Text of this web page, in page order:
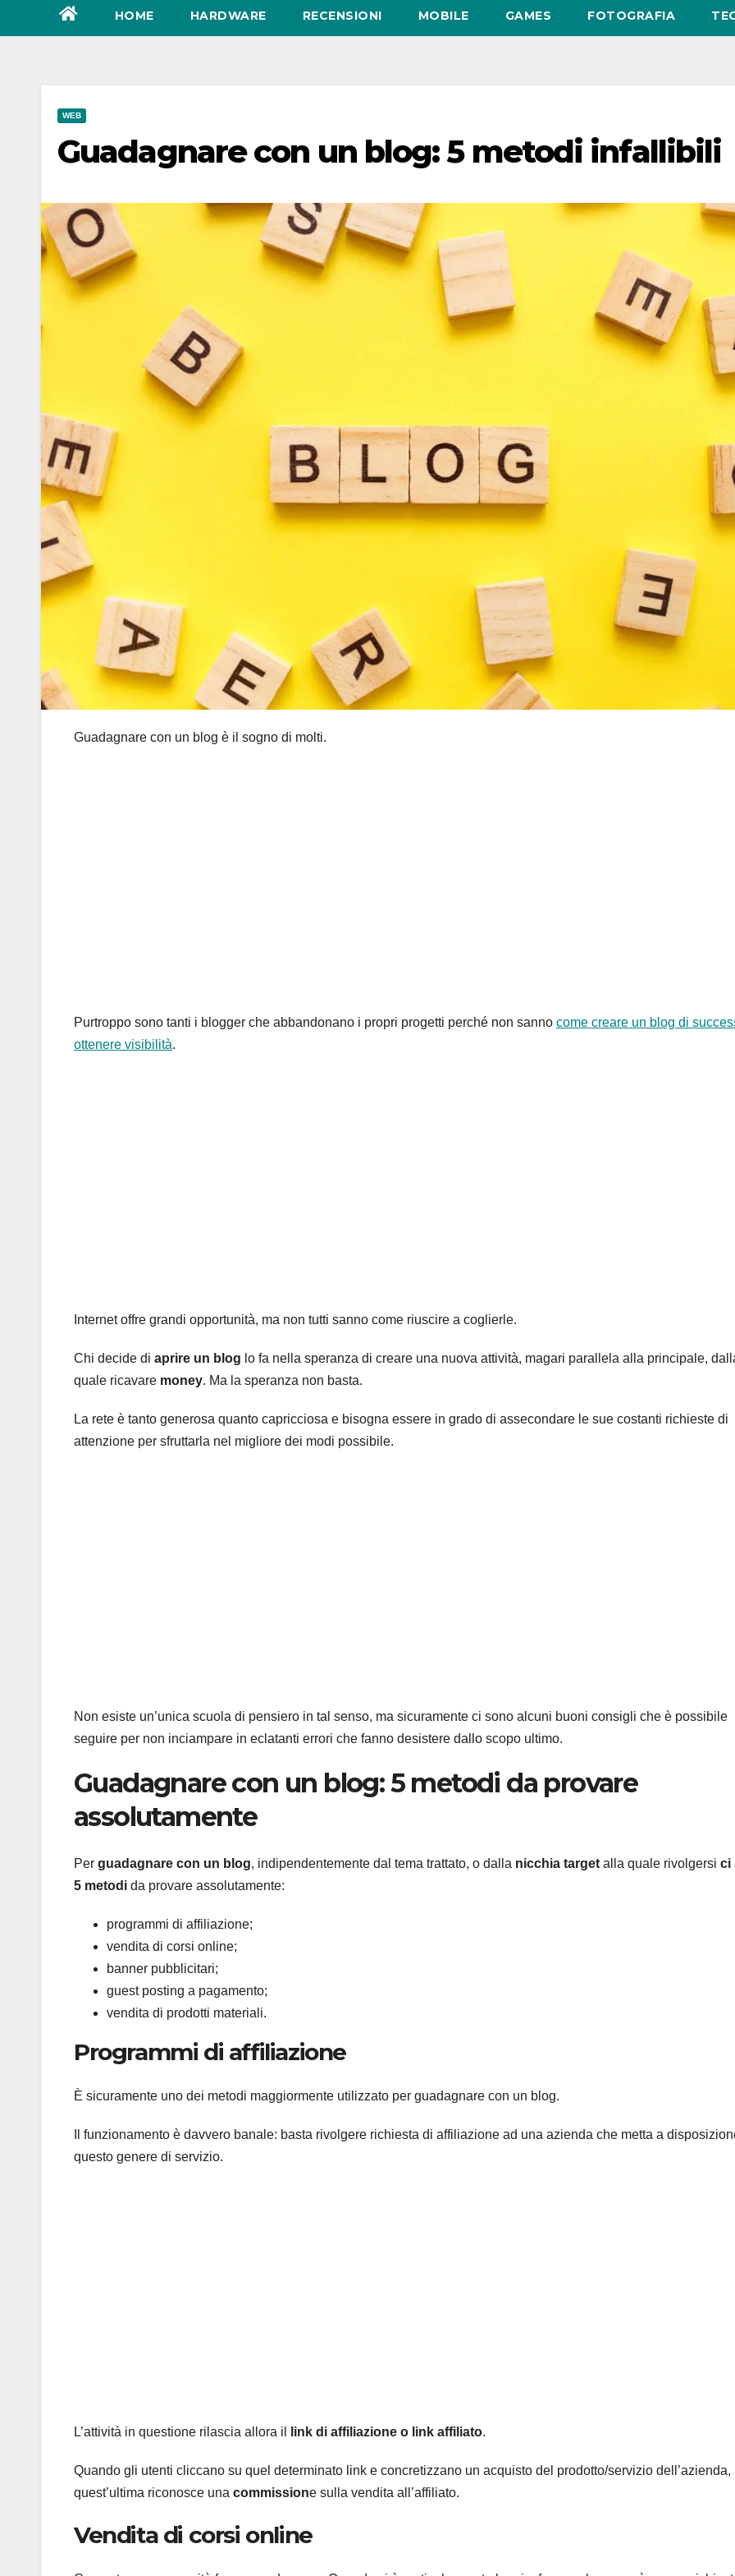
HOME HARDWARE RECENSIONI MOBILE GAMES FOTOGRAFIA
WEB
Guadagnare con un blog: 5 metodi infallibili
Guadagnare con un blog è il sogno di molti.
Purtroppo sono tanti i blogger che abbandonano i propri progetti perché non sanno come creare un blog di
ottenere visibilità.
Internet offre grandi opportunità, ma non tutti sanno come riuscire a coglierle.
Chi decide di aprire un blog lo fa nella speranza di creare una nuova attività, magari parallela alla principale,
quale ricavare money. Ma la speranza non basta.
La rete è tanto generosa quanto capricciosa e bisogna essere in grado di assecondare le sue costanti richieste di
attenzione per sfruttarla nel migliore dei modi possibile.
Non esiste un’unica scuola di pensiero in tal senso, ma sicuramente ci sono alcuni buoni consigli che è possibile
seguire per non inciampare in eclatanti errori che fanno desistere dallo scopo ultimo.
Guadagnare con un blog: 5 metodi da provare
assolutamente
Per guadagnare con un blog, indipendentemente dal tema trattato, o dalla nicchia target alla quale rivolgersi ci
5 metodi da provare assolutamente:
programmi di affiliazione;
vendita di corsi online;
banner pubblicitari;
guest posting a pagamento;
vendita di prodotti materiali.
Programmi di affiliazione
È sicuramente uno dei metodi maggiormente utilizzato per guadagnare con un blog.
Il funzionamento è davvero banale: basta rivolgere richiesta di affiliazione ad una azienda che metta a
questo genere di servizio.
L’attività in questione rilascia allora il link di affiliazione o link affiliato.
Quando gli utenti cliccano su quel determinato link e concretizzano un acquisto del prodotto/servizio dell’azienda,
quest’ultima riconosce una commissione sulla vendita all’affiliato.
Vendita di corsi online